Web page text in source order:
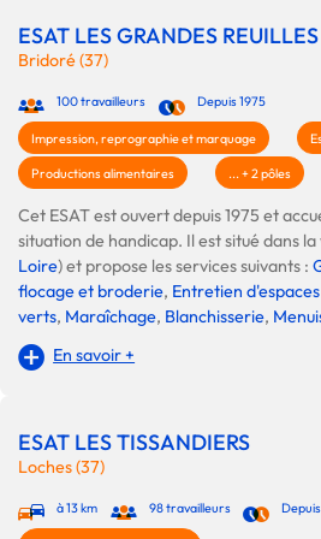
ESAT LES GRANDES REUILLES
Bridoré (37)
100 travailleurs Depuis 1975
Impression, reprographie et marquage
Productions alimentaires ... + 2 pôles
Cet ESAT est ouvert depuis 1975 et
situation de handicap. Il est situé dans la
Loire) et propose les services suivants :
flocage et broderie, Entretien
verts, Maraîchage, Blanchisserie,
En savoir +
ESAT LES TISSANDIERS
Loches (37)
à 13 km 98 travailleurs